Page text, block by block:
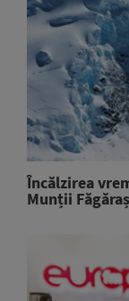
Încălzirea
Munții